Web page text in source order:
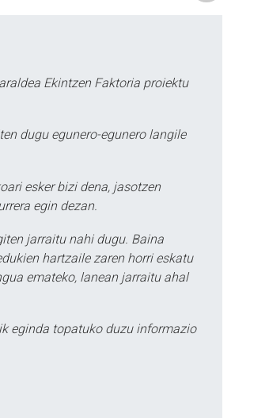
Ekintzen Faktoria proiektu
dugu egunero-egunero langile
esker bizi dena, jasotzen
egin dezan.
jarraitu nahi dugu. Baina
hartzaile zaren horri eskatu
emateko, lanean jarraitu ahal
eginda topatuko duzu informazio